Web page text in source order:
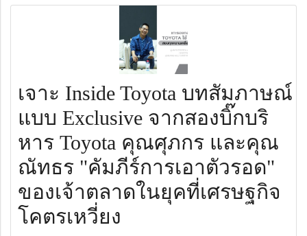
เจาะ Inside Toyota บทสัมภาษณ์
แบบ Exclusive จากสองบิ๊กบริ
หาร Toyota คุณศุภกร และคุณ
ณัทธร "คัมภีร์การเอาตัวรอด"
ของเจ้าตลาดในยุคที่เศรษฐกิจ
โคตรเหวี่ยง